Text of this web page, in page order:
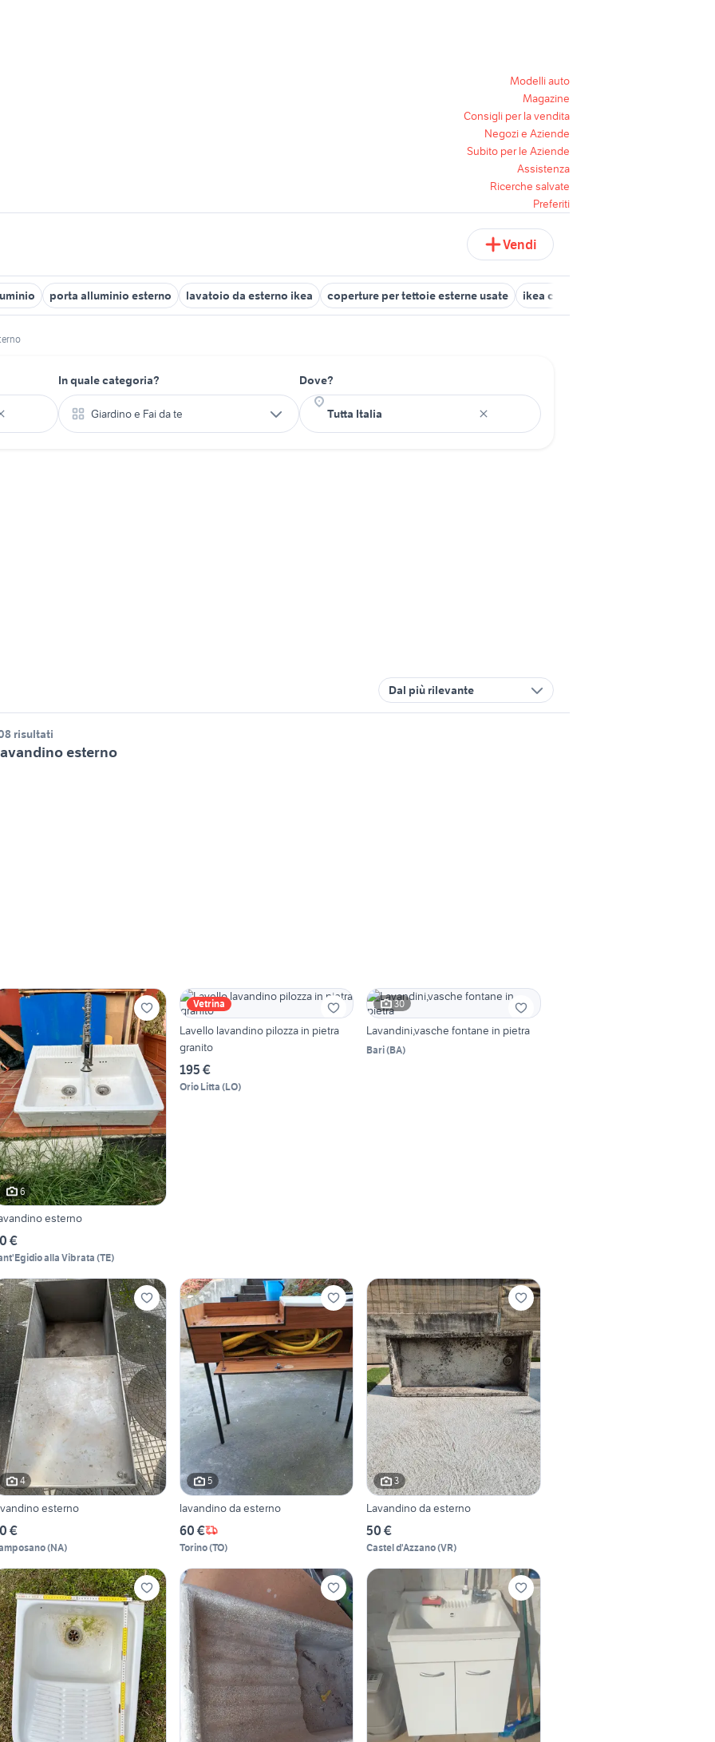
Modelli auto
Magazine
Consigli per la vendita
Negozi e Aziende
Subito per le Aziende
Assistenza
Ricerche salvate
Preferiti
Vendi
porta alluminio esterno lavatoio da esterno ikea coperture per tettoie esterne usate ikea cuscini esterno
In quale categoria?
Giardino e Fai da te
Dove?
Dal più rilevante
risultati
esterno
6
esterno
€
alla Vibrata (TE)
Vetrina
Lavello lavandino pilozza in pietra
granito
195 €
Orio Litta (LO)
30
Lavandini,vasche fontane in pietra
Bari(BA)
4
esterno
€
(NA)
5
lavandino da esterno
60 €
Torino(TO)
3
Lavandino da esterno
50 €
Castel d'Azzano(VR)